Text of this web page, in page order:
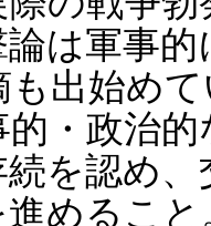
は軍事
出始め
的・政治
を認め
進めるこ